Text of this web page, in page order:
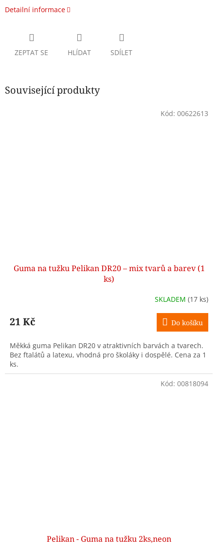
Detailní informace
ZEPTAT SE HLÍDAT SDÍLET
Související produkty
Guma na tužku Pelikan DR20 – mix tvarů a barev (1
ks)
SKLADEM (17 ks)
21 Kč Do košíku
Měkká guma Pelikan DR20 v atraktivních barvách a tvarech.
Bez ftalátů a latexu, vhodná pro školáky i dospělé. Cena za 1
ks.
Kód: 00622613
Pelikan - Guma na tužku 2ks,neon
Kód: 00818094